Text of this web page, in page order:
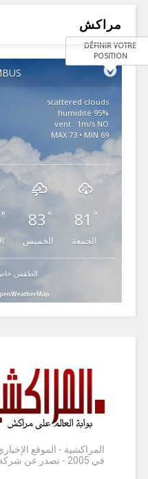
مراكش
DÉFINIR VOTRE
POSITION
scattered clouds
95% humidité
vent : 1m/s NO
MAX 73 • MIN 69
° 83 °
الخميس
81 °
الجمعة
الطقس
المراكشية - الموقع
في 2005 - تصدر عن شركة IMAR MED-SARL